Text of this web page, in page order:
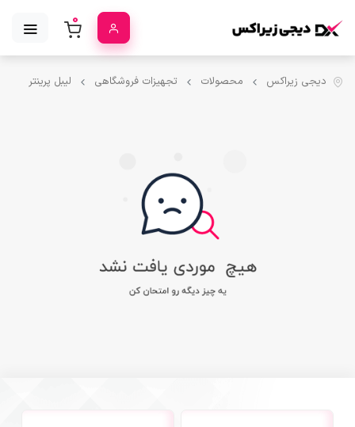
0
دیجی زیراکس محصولات تجهیزات فروشگاهی لیبل پرینتر